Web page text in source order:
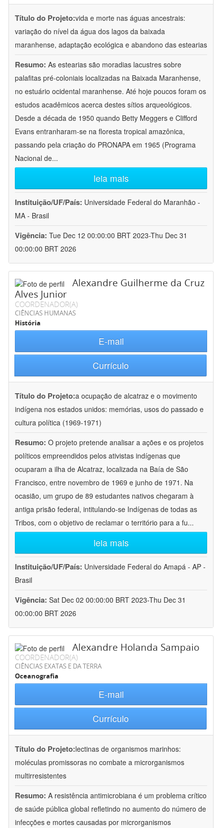
Título do Projeto:vida e morte nas águas ancestrais:
variação do nível da água dos lagos da baixada
maranhense, adaptação ecológica e abandono das estearias
Resumo: As estearias são moradias lacustres sobre
palafitas pré-coloniais localizadas na Baixada Maranhense,
no estuário ocidental maranhense. Até hoje poucos foram os
estudos acadêmicos acerca destes sítios arqueológicos.
Desde a década de 1950 quando Betty Meggers e Clifford
Evans entranharam-se na floresta tropical amazônica,
passando pela criação do PRONAPA em 1965 (Programa
Nacional de...
leia mais
Instituição/UF/País: Universidade Federal do Maranhão -
MA - Brasil
Vigência: Tue Dec 12 00:00:00 BRT 2023-Thu Dec 31
00:00:00 BRT 2026
Alexandre Guilherme da Cruz
Alves Junior
COORDENADOR(A)
CIÊNCIAS HUMANAS
História
E-mail
Currículo
Título do Projeto:a ocupação de alcatraz e o movimento
indígena nos estados unidos: memórias, usos do passado e
cultura política (1969-1971)
Resumo: O projeto pretende analisar a ações e os projetos
políticos empreendidos pelos ativistas indígenas que
ocuparam a ilha de Alcatraz, localizada na Baía de São
Francisco, entre novembro de 1969 e junho de 1971. Na
ocasião, um grupo de 89 estudantes nativos chegaram à
antiga prisão federal, intitulando-se Indígenas de todas as
Tribos, com o objetivo de reclamar o território para a fu...
leia mais
Instituição/UF/País: Universidade Federal do Amapá - AP -
Brasil
Vigência: Sat Dec 02 00:00:00 BRT 2023-Thu Dec 31
00:00:00 BRT 2026
Alexandre Holanda Sampaio
COORDENADOR(A)
CIÊNCIAS EXATAS E DA TERRA
Oceanografia
E-mail
Currículo
Título do Projeto:lectinas de organismos marinhos:
moléculas promissoras no combate a microrganismos
multirresistentes
Resumo: A resistência antimicrobiana é um problema crítico
de saúde pública global refletindo no aumento do número de
infecções e mortes causadas por microrganismos